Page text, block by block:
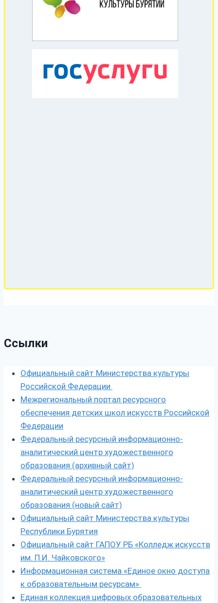
Ссылки
Официальный сайт Министерства культуры
Российской Федерации
Межрегиональный портал ресурсного
обеспечения детских школ искусств Российской
Федерации
Федеральный ресурсный информационно-
аналитический центр художественного
образования (архивный сайт)
Федеральный ресурсный информационно-
аналитический центр художественного
образования (новый сайт)
Официальный сайт Министерства культуры
Республики Бурятия
Официальный сайт ГАПОУ РБ «Колледж искусств
им. П.И. Чайковского»
Информационная система «Единое окно доступа
к образовательным ресурсам»
Единая коллекция цифровых образовательных